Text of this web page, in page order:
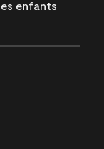
enfants